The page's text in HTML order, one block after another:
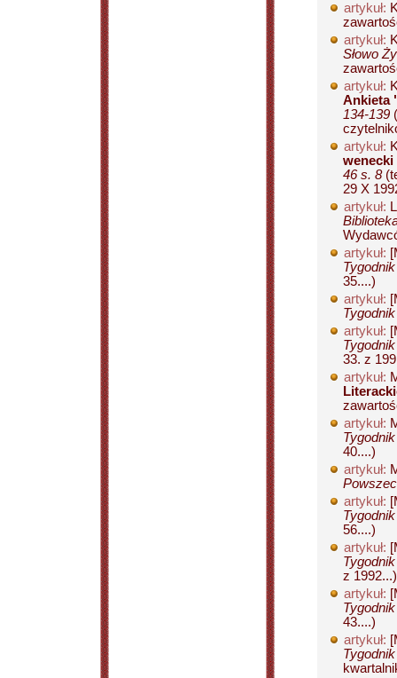
artykuł:
artykuł:
Słowo
artykuł:
Ankieta
134-139
artykuł:
46 s. 8
29 X
artykuł:
artykuł:
35....)
artykuł:
artykuł:
33. z
artykuł:
artykuł:
40....)
artykuł:
artykuł:
56....)
artykuł:
z 1992...)
artykuł:
43....)
artykuł: